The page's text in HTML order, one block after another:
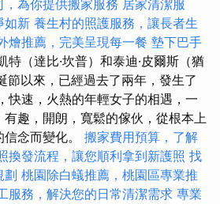
為你提供搬家服務 居家清潔服
如新 養生村的照護服務，讓長者生
燴推薦，完美呈現每一餐 墊下巴手
特（達比·坎普）和泰迪·皮爾斯（猶
節以來，已經過去了兩年，發生了
快速，火熱的年輕女子的相遇，一
趣，開朗，寬鬆的傢伙，從根本上
念而變化。 搬家費用預算，了解
換發流程，讓您順利拿到新護照 找
劃 桃園除白蟻推薦，桃園區專業推
服務，解決您的日常清潔需求 專業